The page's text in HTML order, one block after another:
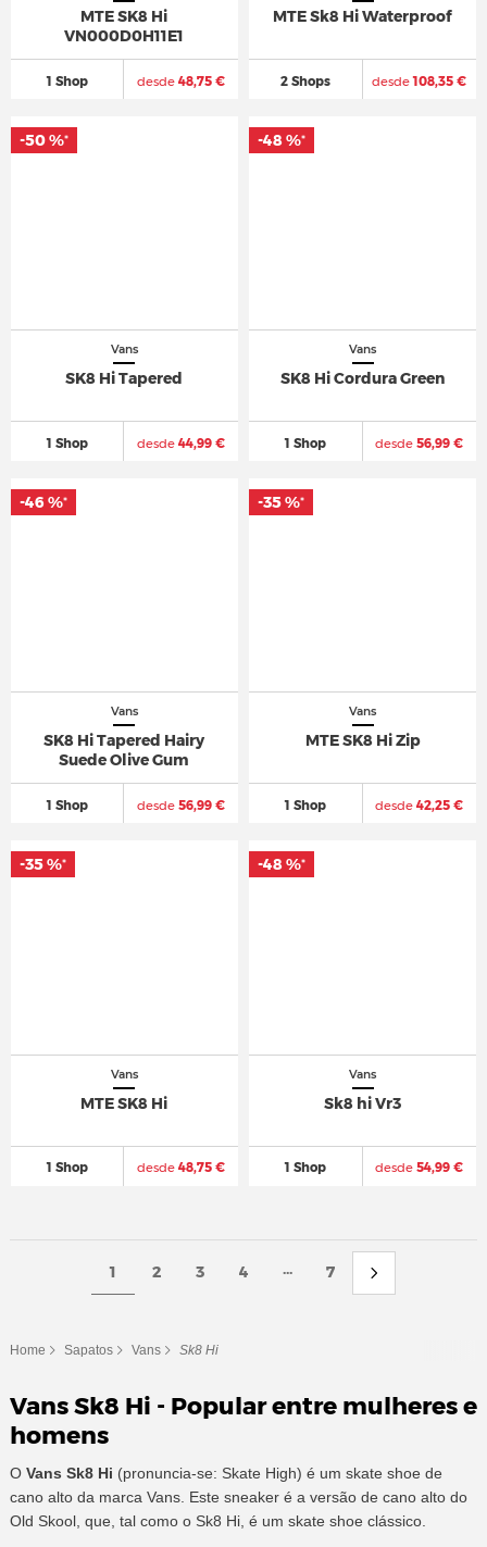
MTE SK8 Hi
VN000D0H11E1
1 Shop desde48,75 €
MTE Sk8 Hi Waterproof
2 Shops desde108,35 €
Vans
SK8 Hi Tapered
1 Shop desde44,99 €
-50 %*
Vans
SK8 Hi Cordura Green
1 Shop desde 56,99 €
-48 %*
Vans
SK8 Hi Tapered Hairy
Suede Olive Gum
1 Shop desde56,99 €
-46 %*
Vans
MTE SK8 Hi Zip
1 Shop desde 42,25 €
-35 %*
Vans
MTE SK8 Hi
1 Shop desde48,75 €
-35 %*
Vans
Sk8 hi Vr3
1 Shop desde 54,99 €
-48 %*
1 2 3 4 ... 7
Home Sapatos Vans Sk8 Hi
Vans Sk8 Hi - Popular entre mulheres e
homens
O Vans Sk8 Hi (pronuncia-se: Skate High) é um skate shoe de
cano alto da marca Vans. Este sneaker é a versão de cano alto do
Old Skool, que, tal como o Sk8 Hi, é um skate shoe clássico.